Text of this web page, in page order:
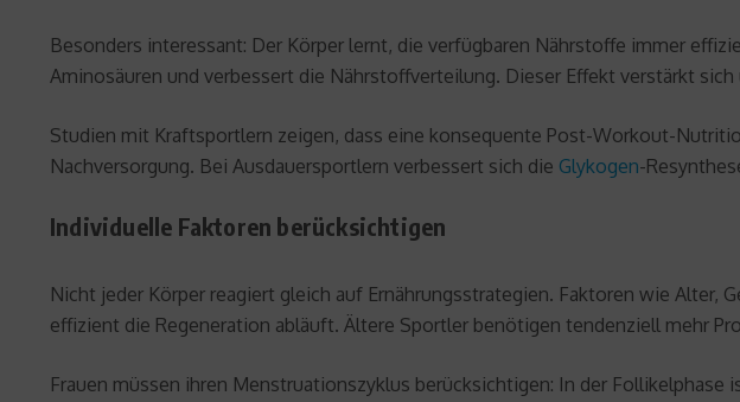
Besonders interessant: Der Körper lernt, die verfügbaren Nährstoffe immer
Aminosäuren und verbessert die Nährstoffverteilung. Dieser Effekt verstärkt
Studien mit Kraftsportlern zeigen, dass eine konsequente Post-Workout-
Nachversorgung. Bei Ausdauersportlern verbessert sich die Glykogen-
Individuelle Faktoren berücksichtigen
Nicht jeder Körper reagiert gleich auf Ernährungsstrategien. Faktoren wie Alter,
effizient die Regeneration abläuft. Ältere Sportler benötigen tendenziell mehr
Frauen müssen ihren Menstruationszyklus berücksichtigen: In der